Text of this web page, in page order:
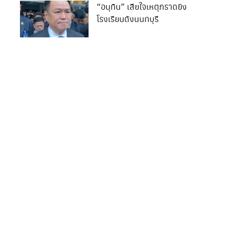
“อนุทิน” เสียใจเหตุกราดยิง
โรงเรียนดังนนทบุรี